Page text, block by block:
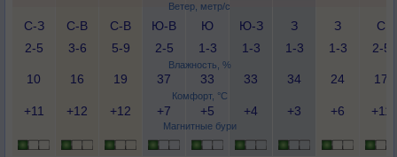
Ветер, метр/с
Влажность, %
Комфорт, °C
Магнитные бури
С-З
2-5
С-В
3-6
С-В
5-9
Ю-В
2-5
Ю
1-3
Ю-З
1-3
З
1-3
З
1-3
С
2-5
10 16 19 37 33 33 34 24 17
+11 +12 +12 +7 +5 +4 +3 +6 +11